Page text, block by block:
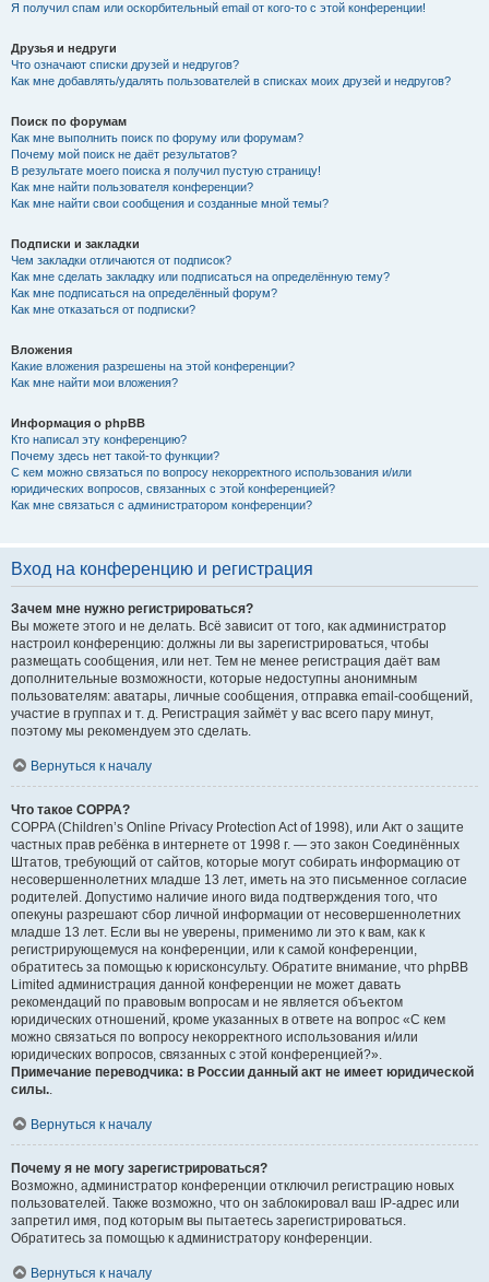
Я получил спам или оскорбительный email от кого-то с этой конференции!
Друзья и недруги
Что означают списки друзей и недругов?
Как мне добавлять/удалять пользователей в списках моих друзей и недругов?
Поиск по форумам
Как мне выполнить поиск по форуму или форумам?
Почему мой поиск не даёт результатов?
В результате моего поиска я получил пустую страницу!
Как мне найти пользователя конференции?
Как мне найти свои сообщения и созданные мной темы?
Подписки и закладки
Чем закладки отличаются от подписок?
Как мне сделать закладку или подписаться на определённую тему?
Как мне подписаться на определённый форум?
Как мне отказаться от подписки?
Вложения
Какие вложения разрешены на этой конференции?
Как мне найти мои вложения?
Информация о phpBB
Кто написал эту конференцию?
Почему здесь нет такой-то функции?
С кем можно связаться по вопросу некорректного использования и/или
юридических вопросов, связанных с этой конференцией?
Как мне связаться с администратором конференции?
Вход на конференцию и регистрация
Зачем мне нужно регистрироваться?
Вы можете этого и не делать. Всё зависит от того, как администратор
настроил конференцию: должны ли вы зарегистрироваться, чтобы
размещать сообщения, или нет. Тем не менее регистрация даёт вам
дополнительные возможности, которые недоступны анонимным
пользователям: аватары, личные сообщения, отправка email-сообщений,
участие в группах и т. д. Регистрация займёт у вас всего пару минут,
поэтому мы рекомендуем это сделать.
Вернуться к началу
Что такое COPPA?
COPPA (Children’s Online Privacy Protection Act of 1998), или Акт о защите
частных прав ребёнка в интернете от 1998 г. — это закон Соединённых
Штатов, требующий от сайтов, которые могут собирать информацию от
несовершеннолетних младше 13 лет, иметь на это письменное согласие
родителей. Допустимо наличие иного вида подтверждения того, что
опекуны разрешают сбор личной информации от несовершеннолетних
младше 13 лет. Если вы не уверены, применимо ли это к вам, как к
регистрирующемуся на конференции, или к самой конференции,
обратитесь за помощью к юрисконсульту. Обратите внимание, что phpBB
Limited администрация данной конференции не может давать
рекомендаций по правовым вопросам и не является объектом
юридических отношений, кроме указанных в ответе на вопрос «С кем
можно связаться по вопросу некорректного использования и/или
юридических вопросов, связанных с этой конференцией?».
Примечание переводчика: в России данный акт не имеет юридической
силы..
Вернуться к началу
Почему я не могу зарегистрироваться?
Возможно, администратор конференции отключил регистрацию новых
пользователей. Также возможно, что он заблокировал ваш IP-адрес или
запретил имя, под которым вы пытаетесь зарегистрироваться.
Обратитесь за помощью к администратору конференции.
Вернуться к началу